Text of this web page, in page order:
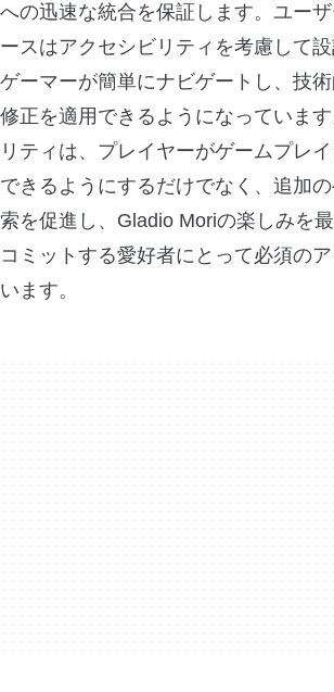
への迅速な統合を保証します。ユー
ースはアクセシビリティを考慮して設
ゲーマーが簡単にナビゲートし、技
修正を適用できるようになっていま
リティは、プレイヤーがゲームプレ
できるようにするだけでなく、追加
索を促進し、Gladio Moriの楽しみを
コミットする愛好者にとって必須の
います。